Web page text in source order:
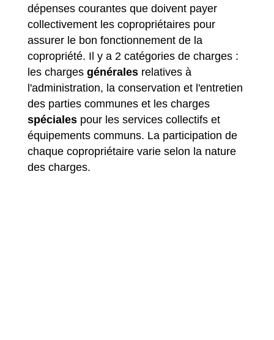
dépenses courantes que doivent payer
collectivement les copropriétaires pour
assurer le bon fonctionnement de la
copropriété. Il y a 2 catégories de charges :
les charges générales relatives à
l'administration, la conservation et l'entretien
des parties communes et les charges
spéciales pour les services collectifs et
équipements communs. La participation de
chaque copropriétaire varie selon la nature
des charges.